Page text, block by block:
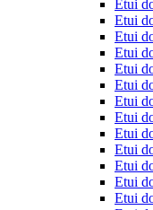
Etui
Etui
Etui
Etui
Etui
Etui
Etui
Etui
Etui
Etui
Etui
Etui
Etui